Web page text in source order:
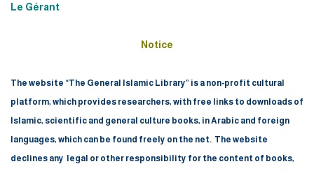
Le Gérant
Notice
The website “The General Islamic Library” is a non-profit cultural
platform, which provides researchers, with free links to downloads of
Islamic, scientific and general culture books, in Arabic and foreign
languages, which can be found freely on the net. The website
declines any
legal or other responsibility for the content of books,